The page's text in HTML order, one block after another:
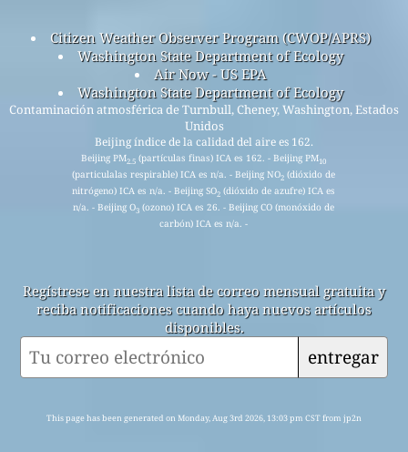
Citizen Weather Observer Program (CWOP/APRS)
Washington State Department of Ecology
Air Now - US EPA
Washington State Department of Ecology
Contaminación atmosférica de Turnbull, Cheney, Washington, Estados
Unidos
Beijing índice de la calidad del aire es 162.
Beijing PM2.5 (partículas finas) ICA es 162. - Beijing PM10
(particulalas respirable) ICA es n/a. - Beijing NO2 (dióxido de
nitrógeno) ICA es n/a. - Beijing SO2 (dióxido de azufre) ICA es
n/a. - Beijing O3 (ozono) ICA es 26. - Beijing CO (monóxido de
carbón) ICA es n/a. -
Regístrese en nuestra lista de correo mensual gratuita y
reciba notificaciones cuando haya nuevos artículos
disponibles.
entregar
This page has been generated on Monday, Aug 3rd 2026, 13:03 pm CST from jp2n